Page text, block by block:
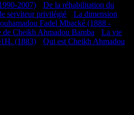
2007)
De la réhabilitation du
serviteur privilégié
La dimension
Fadel Mbacké (1888 -
de Cheikh Ahmadou Bamba
La vie
(1883)
Qui est Cheikh Ahmadou